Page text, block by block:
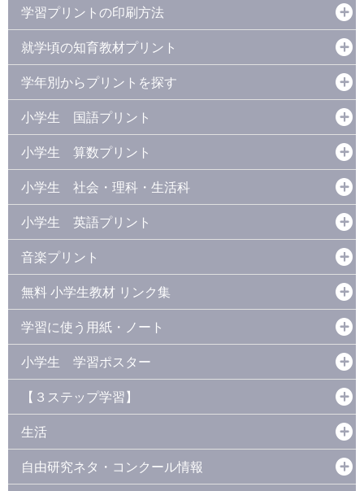
学習プリントの印刷方法
就学頃の知育教材プリント
学年別からプリントを探す
小学生 国語プリント
小学生 算数プリント
小学生 社会・理科・生活科
小学生 英語プリント
音楽プリント
無料 小学生教材 リンク集
学習に使う用紙・ノート
小学生 学習ポスター
【３ステップ学習】
生活
自由研究ネタ・コンクール情報